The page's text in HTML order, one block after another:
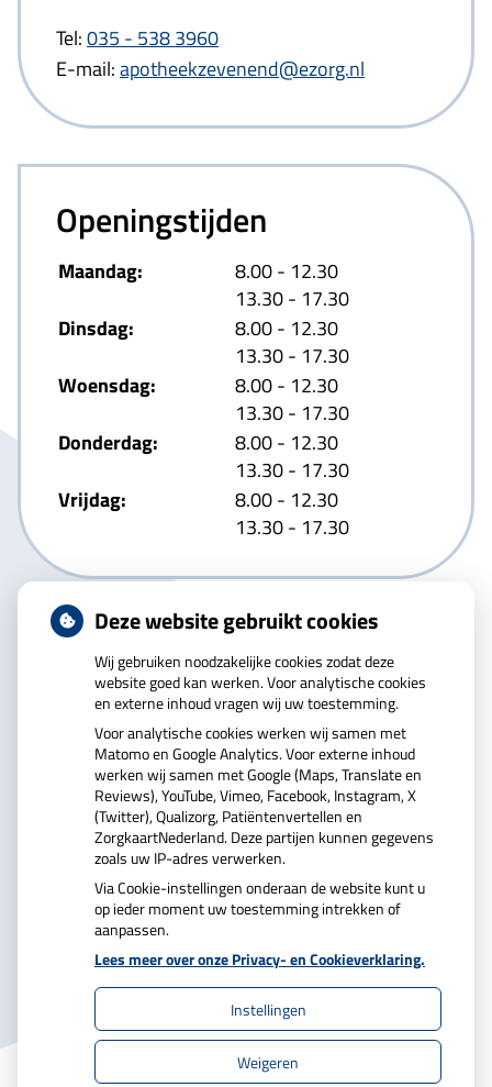
Tel:035 - 538 3960
E-mail:apotheekzevenend@ezorg.nl
Openingstijden
Maandag: 8.00tot
- 12.30
13.30tot
- 17.30
Dinsdag:
8.00tot
- 12.30
13.30tot
- 17.30
Woensdag:
8.00tot
- 12.30
13.30tot
- 17.30
Donderdag:
8.00tot
- 12.30
13.30tot
- 17.30
Vrijdag:
8.00tot
- 12.30
13.30tot
- 17.30
U heeft geen toestemming gegeven voor
externe inhouddie nodig is om dit te zien.
Cookie-instellingen wijzigen
Uw Zorg Online|Beheer
|Cookie-instellingen
Deze website gebruikt cookies
Wij gebruiken noodzakelijke cookies zodat deze
website goed kan werken. Voor analytische cookies
en externe inhoud vragen wij uw toestemming.
Voor analytische cookies werken wij samen met
Matomo en Google Analytics. Voor externe inhoud
werken wij samen met Google (Maps, Translate en
Reviews), YouTube, Vimeo, Facebook, Instagram, X
(Twitter), Qualizorg, Patiëntenvertellen en
ZorgkaartNederland. Deze partijen kunnen gegevens
zoals uw IP-adres verwerken.
Via Cookie-instellingen onderaan de website kunt u
op ieder moment uw toestemming intrekken of
aanpassen.
Lees meer over onze Privacy- en Cookieverklaring.
Instellingen
Weigeren